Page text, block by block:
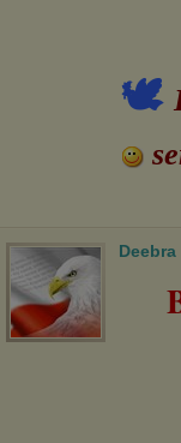
🕊
Deebra